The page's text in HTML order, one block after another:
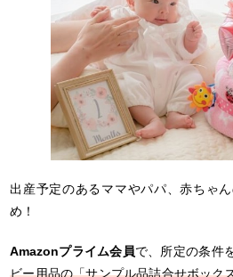
出産予定のあるママやパパ、赤ちゃ
め！
Amazonプライム会員で、所定の条件
ビー用品の「サンプル品詰合せボック